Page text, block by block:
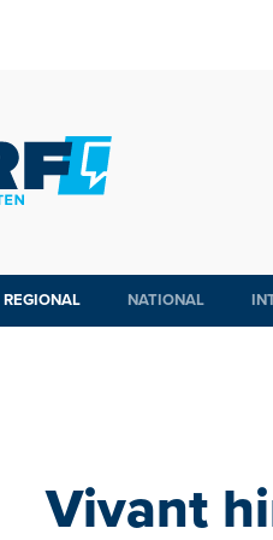
REGIONAL NATIONAL
Vivant